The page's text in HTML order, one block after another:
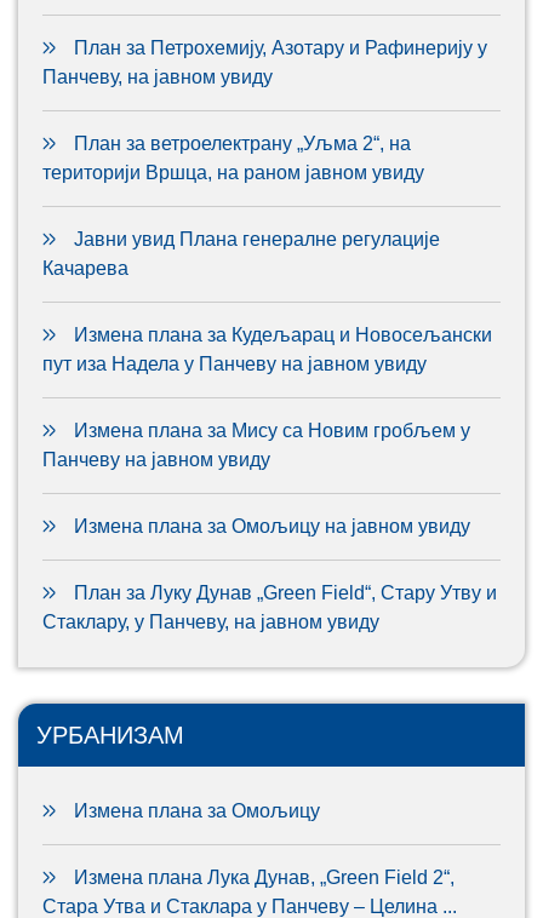
План за Петрохемију, Азотару и Рафинерију у
Панчеву, на јавном увиду
План за ветроелектрану „Уљма 2“, на
територији Вршца, на раном јавном увиду
Јавни увид Плана генералне регулације
Качарева
Измена плана за Кудељарац и Новосељански
пут иза Надела у Панчеву на јавном увиду
Измена плана за Мису са Новим гробљем у
Панчеву на јавном увиду
Измена плана за Омољицу на јавном увиду
План за Луку Дунав „Green Field“, Стару Утву и
Стаклару, у Панчеву, на јавном увиду
УРБАНИЗАМ
Измена плана за Омољицу
Измена плана Лука Дунав, „Green Field 2“,
Стара Утва и Стаклара у Панчеву – Целина ...